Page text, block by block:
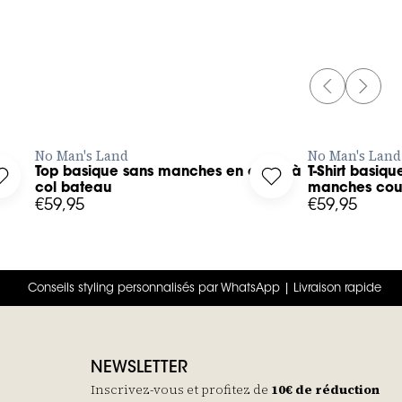
PREVIOUS
NEXT
wishlist
in to add Top basique sans manches en coton à col
No Man's Land
Top basique sans manches en coton à
col bateau
€59,95
Log in to add T-
No Man's Land
T-Shirt
manches
€59,95
Conseils styling personnalisés par WhatsApp | Livraison rapide
NEWSLETTER
Inscrivez-vous et profitez de 10€ de réduction